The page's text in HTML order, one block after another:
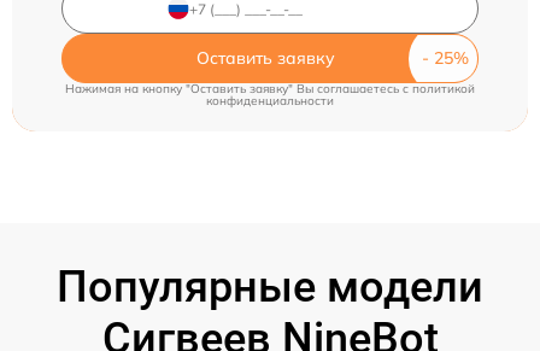
Оставить заявку
Нажимая на кнопку "Оставить заявку" Вы соглашаетесь c политикой
конфиденциальности
Популярные модели
Сигвеев NineBot